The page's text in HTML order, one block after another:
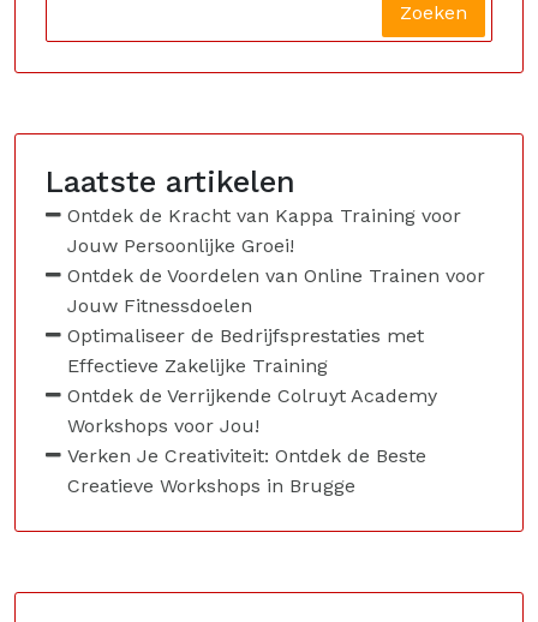
Zoeken
Laatste artikelen
Ontdek de Kracht van Kappa Training voor
Jouw Persoonlijke Groei!
Ontdek de Voordelen van Online Trainen voor
Jouw Fitnessdoelen
Optimaliseer de Bedrijfsprestaties met
Effectieve Zakelijke Training
Ontdek de Verrijkende Colruyt Academy
Workshops voor Jou!
Verken Je Creativiteit: Ontdek de Beste
Creatieve Workshops in Brugge